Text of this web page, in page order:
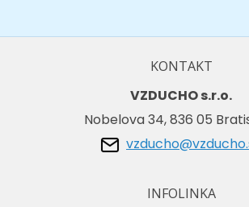
KONTAKT
VZDUCHO s.r.o.
Nobelova 34, 836 05
INFOLINKA